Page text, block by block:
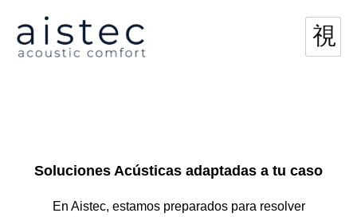
Soluciones Acústicas adaptadas a tu caso
En Aistec, estamos preparados para resolver